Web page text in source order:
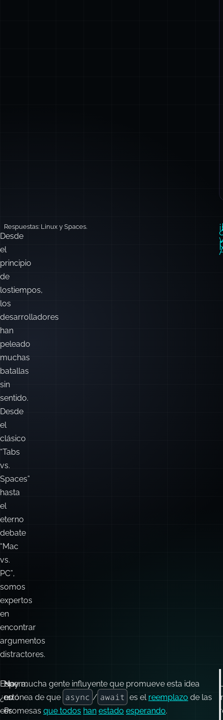
Desde
el
principio
de
lostiempos,
los
desarrolladores
han
peleado
muchas
batallas
sin
sentido.
Desde
el
clásico
“Tabs
vs.
Spaces”
hasta
el
eterno
debate
“Mac
vs.
PC”,
somos
expertos
en
encontrar
argumentos
distractores.
Respuestas: Linux y Spaces.
Espera,
¿esto
es
No,
no
es
Hay mucha gente influyente que promueve esta idea
errónea de que async / await es el reemplazo de las
Promesas que todos han estado esperando.